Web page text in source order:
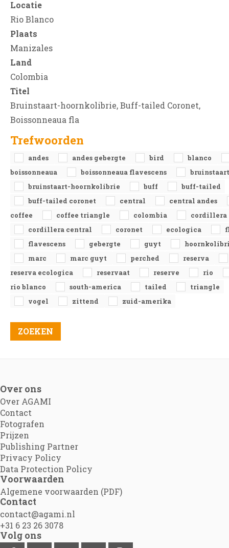
Locatie
Rio Blanco
Plaats
Manizales
Land
Colombia
Titel
Bruinstaart-hoornkolibrie, Buff-tailed Coronet,
Boissonneaua fla
Trefwoorden
andes andes gebergte bird
blanco
boissonneaua
boissonneaua flavescens
bruinstaart
bruinstaart-hoornkolibrie
buff
buff-tailed
buff-tailed coronet
central
central andes
coffee
coffee triangle colombia
cordillera
cordillera central
coronet ecologica
flavescens
gebergte guyt
marc
marc guyt perched
reserva
reserva ecologica
reservaat reserve
rio
rio blanco
south-america tailed
triangle
vogel
zittend zuid-amerika
Over ons
Over AGAMI
Contact
Fotografen
Prijzen
Publishing Partner
Privacy Policy
Data Protection Policy
Voorwaarden
Algemene voorwaarden (PDF)
Contact
contact@agami.nl
+31 6 23 26 3078
Volg ons